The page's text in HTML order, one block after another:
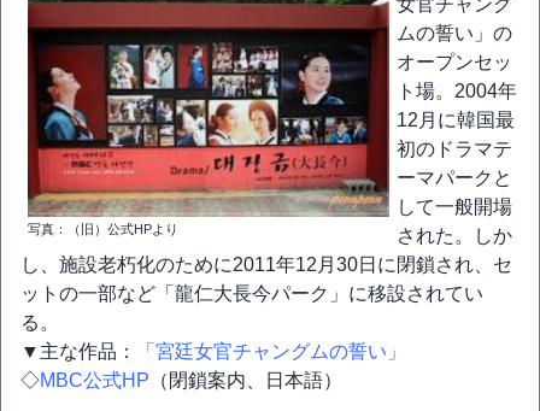
写真：（旧）公式HPより
女官チャング
ムの誓い」の
オープンセッ
ト場。2004年
12月に韓国最
初のドラマテ
ーマパークと
して一般開場
された。しか
し、施設老朽化のために2011年12月30日に閉鎖され、セ
ットの一部など「龍仁大長今パーク」に移設されてい
る。
▼主な作品：
「宮廷女官チャングムの誓い」
◇MBC公式HP （閉鎖案内、日本語）